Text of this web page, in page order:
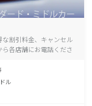
割引料金、キャンセル
各店舗にお電話くださ
ル